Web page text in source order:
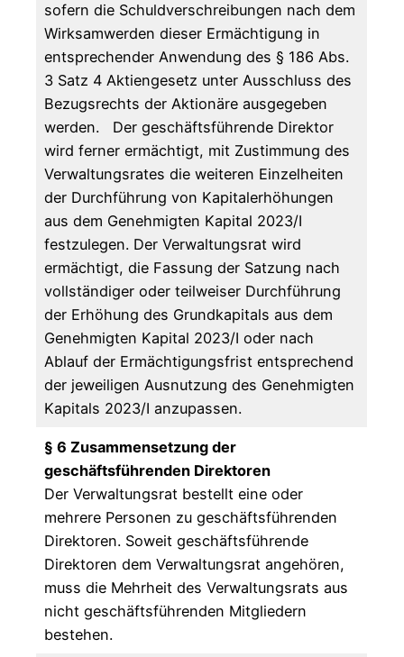
sofern die Schuldverschreibungen nach dem
Wirksamwerden dieser Ermächtigung in
entsprechender Anwendung des § 186 Abs.
3 Satz 4 Aktiengesetz unter Ausschluss des
Bezugsrechts der Aktionäre ausgegeben
werden. Der geschäftsführende Direktor
wird ferner ermächtigt, mit Zustimmung des
Verwaltungsrates die weiteren Einzelheiten
der Durchführung von Kapitalerhöhungen
aus dem Genehmigten Kapital 2023/I
festzulegen. Der Verwaltungsrat wird
ermächtigt, die Fassung der Satzung nach
vollständiger oder teilweiser Durchführung
der Erhöhung des Grundkapitals aus dem
Genehmigten Kapital 2023/I oder nach
Ablauf der Ermächtigungsfrist entsprechend
der jeweiligen Ausnutzung des Genehmigten
Kapitals 2023/I anzupassen.
§ 6 Zusammensetzung der
geschäftsführenden Direktoren
Der Verwaltungsrat bestellt eine oder
mehrere Personen zu geschäftsführenden
Direktoren. Soweit geschäftsführende
Direktoren dem Verwaltungsrat angehören,
muss die Mehrheit des Verwaltungsrats aus
nicht geschäftsführenden Mitgliedern
bestehen.